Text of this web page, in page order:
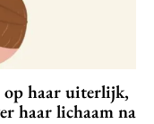
op haar uiterlijk,
haar lichaam na